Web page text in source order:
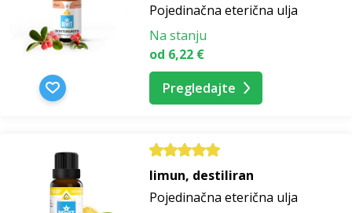
Pojedinačna eterična ulja
Na stanju
od 6,22 €
Pregledajte
limun, destiliran
Pojedinačna eterična ulja